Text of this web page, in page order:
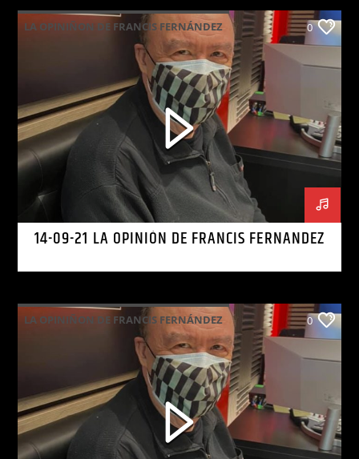
LA OPINIÑON DE FRANCIS FERNÁNDEZ 0
14-09-21 LA OPINIÓN DE FRANCIS FERNANDEZ
LA OPINIÑON DE FRANCIS FERNÁNDEZ 0